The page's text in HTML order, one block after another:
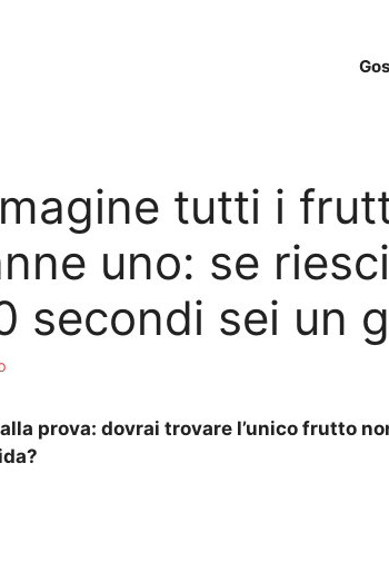
tutti i
uno: se
secondi sei un
prova: dovrai trovare l’unico frutto